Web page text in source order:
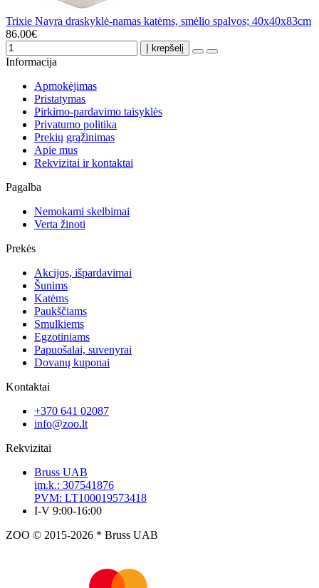
Trixie Nayra draskyklė-namas katėms, smėlio spalvos; 40x40x83cm
86.00€
Į krepšelį
Informacija
Apmokėjimas
Pristatymas
Pirkimo-pardavimo taisyklės
Privatumo politika
Prekių grąžinimas
Apie mus
Rekvizitai ir kontaktai
Pagalba
Nemokami skelbimai
Verta žinoti
Prekės
Akcijos, išpardavimai
Šunims
Katėms
Paukščiams
Smulkiems
Egzotiniams
Papuošalai, suvenyrai
Dovanų kuponai
Kontaktai
+370 641 02087
info@zoo.lt
Rekvizitai
Bruss UAB
įm.k.: 307541876
PVM: LT100019573418
I-V 9:00-16:00
ZOO © 2015-2026 * Bruss UAB